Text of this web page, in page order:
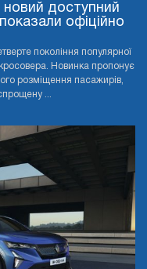
новий доступний
офіційно
покоління популярної
Новинка пропонує
розміщення пасажирів,
...